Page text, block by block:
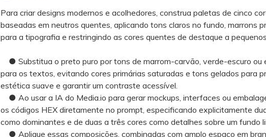
Para criar designs modernos e acolhedores, construa paletas de cinco
baseadas em neutros quentes, aplicando tons claros no fundo, marrons
para a tipografia e restringindo as cores quentes de destaque a
● Substitua o preto puro por tons de marrom-carvão, verde-escuro ou
para os textos, evitando cores primárias saturadas e tons gelados para
estética suave e garantir um contraste acessível.
● Ao usar a IA do Media.io para gerar mockups, interfaces ou
os códigos HEX diretamente no prompt, especificando explicitamente
como dominantes e de duas a três cores como detalhes sobre um fundo
● Aplique essas composições, combinadas com amplo espaço em